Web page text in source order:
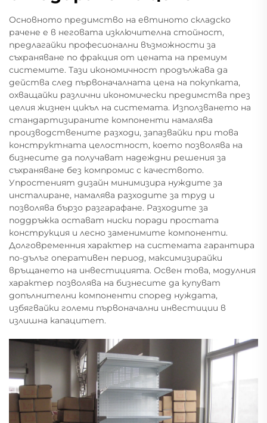
Основното предимство на евтиното складско
рачене е в неговата изключителна стойност,
предлагайки професионални възможности за
съхраняване по фракция от цената на премиум
системите. Тази икономичност продължава да
действа след първоначалната цена на покупката,
охващайки различни икономически предимства през
целия жизнен цикъл на системата. Използването на
стандартизираните компоненти намалява
производствените разходи, запазвайки при това
конструктната целостност, което позволява на
бизнесите да получават надеждни решения за
съхраняване без компромис с качеството.
Упростеният дизайн минимизира нуждите за
инсталиране, намалява разходите за труд и
позволява бързо разгарафане. Разходите за
поддръжка остават ниски поради простата
конструкция и лесно заменимите компоненти.
Долговременния характер на системата гарантира
по-дълъг оперативен период, максимизирайки
връщането на инвестицията. Освен това, модулния
характер позволява на бизнесите да купуват
допълнителни компоненти според нуждата,
избягвайки големи първоначални инвестиции в
излишна капацитет.